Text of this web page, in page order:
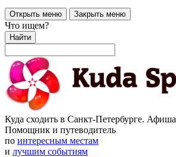
Открыть меню Закрыть меню
Что ищем?
Найти
Куда сходить в Санкт-Петербурге. Афиша
Помощник и путеводитель
по интересным местам
и лучшим событиям